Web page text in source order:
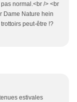
normal.<br /> <br
Dame Nature hein
peut-être !?
estivales